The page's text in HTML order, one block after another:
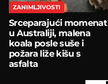
ZANIMLJIVOSTI
Srceparajući momenat
u Australiji, malena
koala posle suše i
požara liže kišu s
asfalta